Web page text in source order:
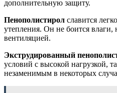
дополнительную защиту.
Пенополистирол славится
утепления. Он не боится
вентиляцией.
Экструдированный
условий с высокой нагрузкой,
незаменимым в некоторых